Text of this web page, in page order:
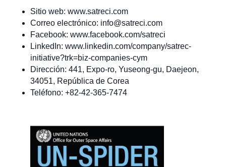
Sitio web: www.satreci.com
Correo electrónico: info@satreci.com
Facebook: www.facebook.com/satreci
LinkedIn: www.linkedin.com/company/satrec-
initiative?trk=biz-companies-cym
Dirección: 441, Expo-ro, Yuseong-gu, Daejeon,
34051, República de Corea
Teléfono: +82-42-365-7474